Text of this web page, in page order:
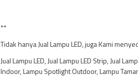
**
Tidak hanya Jual Lampu LED, juga Kami
Jual Lampu LED, Jual Lampu LED Strip, Jual
Indoor, Lampu Spotlight Outdoor, Lampu